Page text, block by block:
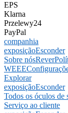
EPS
Klarna
Przelewy24
PayPal
companhia
exposiçãoEsconder
Sobre nósRever
WEEE
Explorar
exposiçãoEsconder
Todos os óculos de
Serviço ao cliente